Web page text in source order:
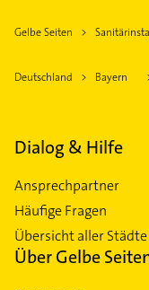
Gelbe Seiten
Deutschland Bayern
Dialog & Hilfe
Ansprechpartner
Häufige Fragen
Übersicht aller Städte
Über Gelbe